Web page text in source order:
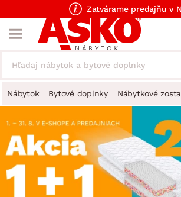
Zatvárame predajňu v
Nábytok Bytové doplnky Nábytkové